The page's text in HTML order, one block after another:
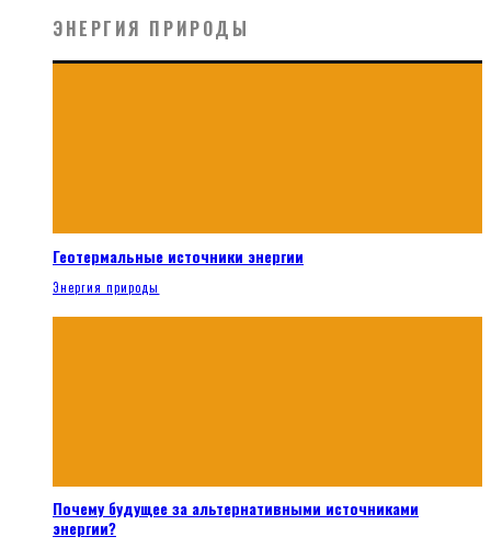
ЭНЕРГИЯ ПРИРОДЫ
Геотермальные источники энергии
Энергия природы
Почему будущее за альтернативными источниками
энергии?